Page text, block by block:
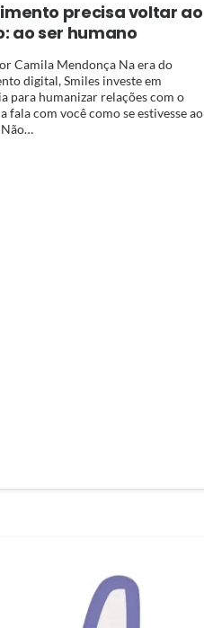
precisa voltar ao
ao ser humano
Camila Mendonça Na era do
digital, Smiles investe em
para humanizar relações com o
fala com você como se estivesse ao
Não…